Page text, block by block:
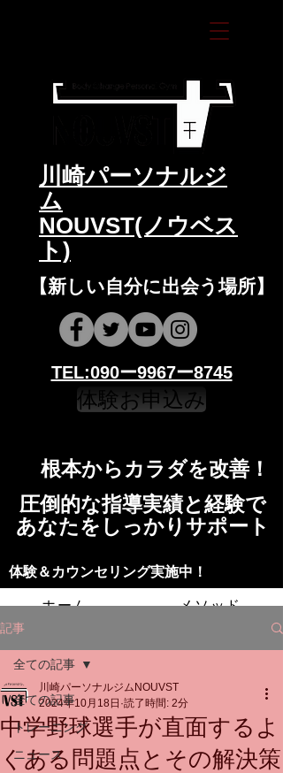
​川崎パーソナルジ
ム
NOUVST(ノウベス
ト)
​​【新しい自分に出会う場所】
​​TEL:090ー9967ー8745
体験お申込み
​根本からカラダを改善！​​
​​圧倒的な指導実績と経験で
​あなたをしっかりサポート
​​​体験＆カウンセリング実施中！
ホーム メソッド
トレーニングの流れ 施設
スタッフ よくある質問 料金
お問い合わせ
記事
全ての記事
トレーニング
ニュース
全ての記事
中学野球選手が直面するよ
くある問題点とその解決策
川崎パーソナルジムNOUVST
2024年10月18日 読了時間: 2分